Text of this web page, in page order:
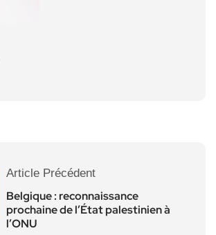
Article Précédent
Belgique : reconnaissance
prochaine de l’État palestinien à
l’ONU